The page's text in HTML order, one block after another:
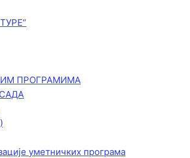
ПРОГРАМИМА
уметничких програма